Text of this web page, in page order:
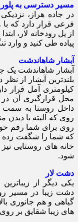
مسیر دسترسی به پلور
در جاده هراز،
فرعی قرار دارد که
از پل رودخانه لار،
پیاده طی کنید و وارد
آبشار شاهاندشت
آبشار شاهاندشت یک
محل قرارگیری آن در
داخل روستا به سمت
روی که البته با دیدن
روی برای شما رقم
که شما را شگفت زده
خانه های روستایی
شود.
دشت لار
یکی دیگر از
دشت زیبا در مسیر
گیاهی و هم جانوری
های زیبا شقایق بر